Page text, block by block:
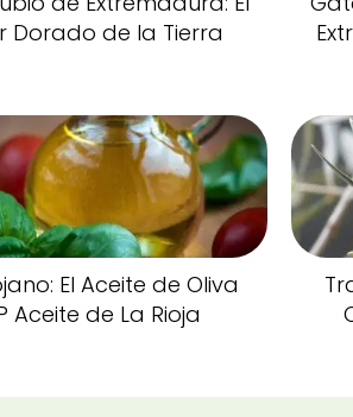
Dorado de la Tierra
El Aceite de Oliva
Aceite de La Rioja